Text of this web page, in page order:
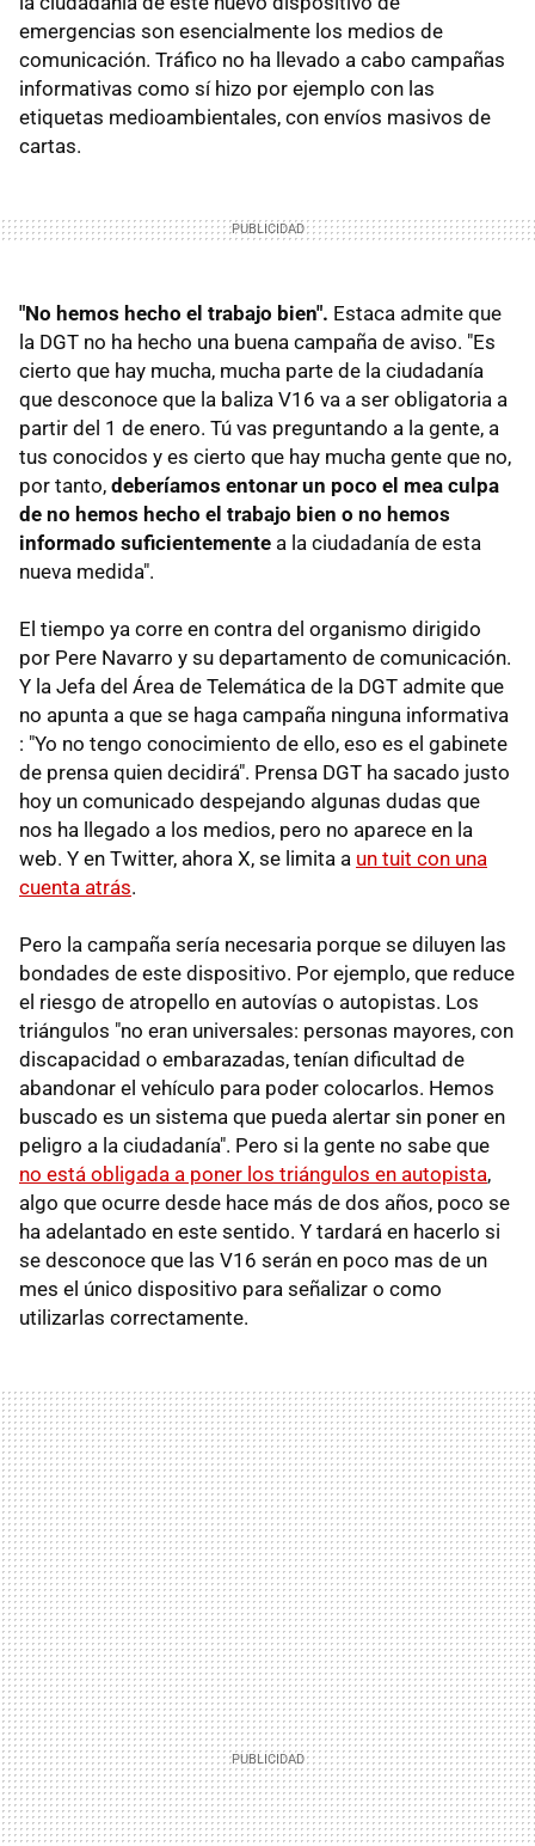
emergencias son esencialmente los medios de
comunicación. Tráfico no ha llevado a cabo campañas
informativas como sí hizo por ejemplo con las
etiquetas medioambientales, con envíos masivos de
cartas.
"No hemos hecho el trabajo bien". Estaca admite que
la DGT no ha hecho una buena campaña de aviso. "Es
cierto que hay mucha, mucha parte de la ciudadanía
que desconoce que la baliza V16 va a ser obligatoria a
partir del 1 de enero. Tú vas preguntando a la gente, a
tus conocidos y es cierto que hay mucha gente que no,
por tanto, deberíamos entonar un poco el mea culpa
de no hemos hecho el trabajo bien o no hemos
informado suficientemente a la ciudadanía de esta
nueva medida".
El tiempo ya corre en contra del organismo dirigido
por Pere Navarro y su departamento de comunicación.
Y la Jefa del Área de Telemática de la DGT admite que
no apunta a que se haga campaña ninguna informativa
: "Yo no tengo conocimiento de ello, eso es el gabinete
de prensa quien decidirá". Prensa DGT ha sacado justo
hoy un comunicado despejando algunas dudas que
nos ha llegado a los medios, pero no aparece en la
web. Y en Twitter, ahora X, se limita a un tuit con una
cuenta atrás.
Pero la campaña sería necesaria porque se diluyen las
bondades de este dispositivo. Por ejemplo, que reduce
el riesgo de atropello en autovías o autopistas. Los
triángulos "no eran universales: personas mayores, con
discapacidad o embarazadas, tenían dificultad de
abandonar el vehículo para poder colocarlos. Hemos
buscado es un sistema que pueda alertar sin poner en
peligro a la ciudadanía". Pero si la gente no sabe que
no está obligada a poner los triángulos en autopista,
algo que ocurre desde hace más de dos años, poco se
ha adelantado en este sentido. Y tardará en hacerlo si
se desconoce que las V16 serán en poco mas de un
mes el único dispositivo para señalizar o como
utilizarlas correctamente.